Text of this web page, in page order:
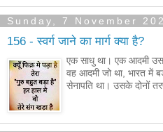
Sunday, 7 November
156 - स्वर्ग जाने का मार्ग क्या है?
एक साधु था। एक आदमी
वह आदमी जो था, भारत में
सेनापति था। उसके दोनों